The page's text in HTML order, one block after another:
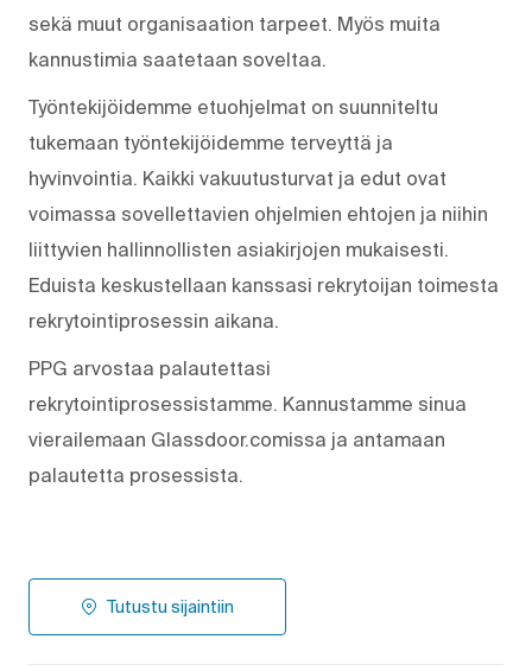
sekä muut organisaation tarpeet. Myös muita
kannustimia saatetaan soveltaa.
Työntekijöidemme etuohjelmat on suunniteltu
tukemaan työntekijöidemme terveyttä ja
hyvinvointia. Kaikki vakuutusturvat ja edut ovat
voimassa sovellettavien ohjelmien ehtojen ja niihin
liittyvien hallinnollisten asiakirjojen mukaisesti.
Eduista keskustellaan kanssasi rekrytoijan toimesta
rekrytointiprosessin aikana.
PPG arvostaa palautettasi
rekrytointiprosessistamme. Kannustamme sinua
vierailemaan Glassdoor.comissa ja antamaan
palautetta prosessista.
Tutustu sijaintiin